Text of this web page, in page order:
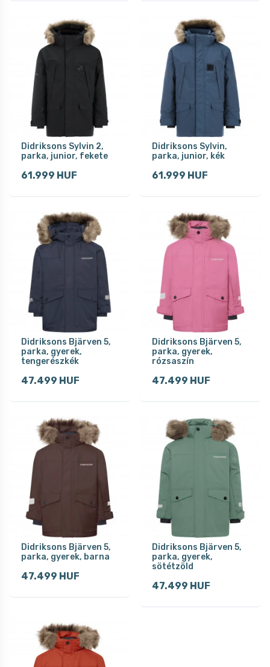
Didriksons Sylvin 2,
parka, junior, fekete
61.999 HUF
Didriksons Sylvin,
parka, junior, kék
61.999 HUF
Didriksons Bjärven 5,
parka, gyerek,
tengerészkék
47.499 HUF
Didriksons Bjärven 5,
parka, gyerek,
rózsaszín
47.499 HUF
Didriksons Bjärven 5,
parka, gyerek, barna
47.499 HUF
Didriksons Bjärven 5,
parka, gyerek,
sötétzöld
47.499 HUF